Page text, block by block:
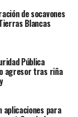
de socavones
Blancas
Pública
agresor tras riña
aplicaciones para